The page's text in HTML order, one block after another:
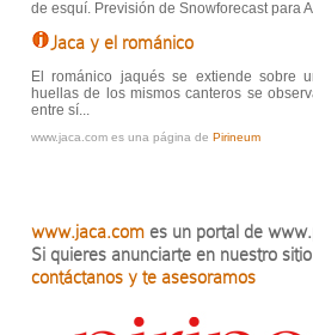
de esquí. Previsión de Snowforecast para
Jaca y el románico
El románico jaqués se extiende sobre
huellas de los mismos canteros se
entre sí...
www.jaca.com es una página de Pirineum
www.jaca.com es un portal de
Si quieres anunciarte en nuestro
contáctanos y te asesoramos